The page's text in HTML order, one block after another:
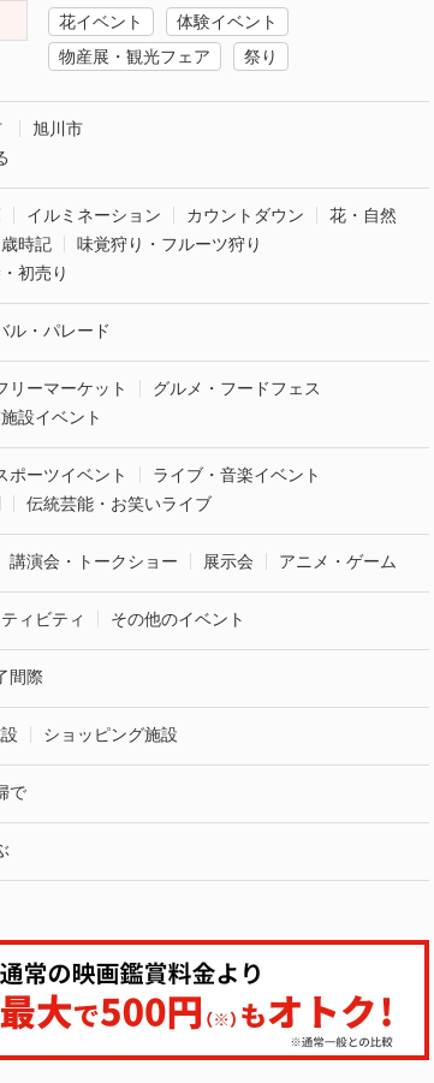
花イベント
体験イベント
物産展・観光フェア
祭り
旭川市
イルミネーション カウントダウン
花・自然
時記
味覚狩り・フルーツ狩り
初売り
ル・パレード
リーマーケット
グルメ・フードフェス
設イベント
ポーツイベント
ライブ・音楽イベント
伝統芸能・お笑いライブ
講演会・トークショー 展示会 アニメ・ゲーム
ィビティ その他のイベント
間際
ショッピング施設
で